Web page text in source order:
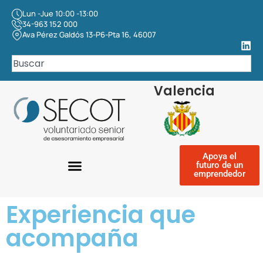
Lun -Jue 10:00 -13:00
34-963 152 000
Ava Pérez Galdós 13-P6-Pta 16, 46007
Valencia
Apoya el
futuro de un
emprendedor
Experiencia que
acompaña